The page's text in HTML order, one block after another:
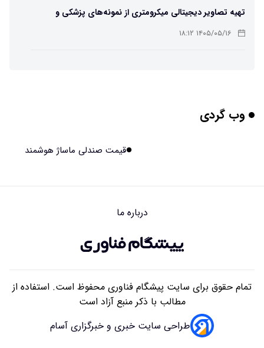
تهیه تصاویر دیجیتالی میکرومتری از نمونه‌های پزشکی و
صنعتی۱۴۰۵/۰۵/۱۶ ۱۸:۱۲
بلندگو سقفی توکار یا روکار؟ راهنمای کامل مقایسه، مزایا،
وب گردی
قیمت صندلی ماساژ هوشمند
درباره ما
تمام حقوق برای سایت پیشگام فناوری محفوظ است. استفاده از
مطالب با ذکر منبع آزاد است
طراحی سایت خبری و خبرگزاری آسام